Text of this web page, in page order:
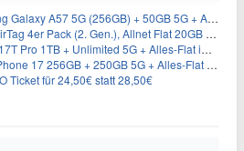
5G (256GB) + 50GB 5G + Alles-Flat im Vodafone-Netz für 19,99€/Monat – eff. 2,36€/Monat
(2. Gen.), Allnet Flat 20GB 5G im Telekom-Netz für 14,99€/Monat – eff. 2,07€/Monat
+ Unlimited 5G + Alles-Flat im o2 Netz für 29,99€/Monat – eff. 1,15€/Monat
+ 250GB 5G + Alles-Flat im Telekom-Netz für 34€/Monat – eff. 6,29€/Monat
Ticket für 24,50€ statt 28,50€